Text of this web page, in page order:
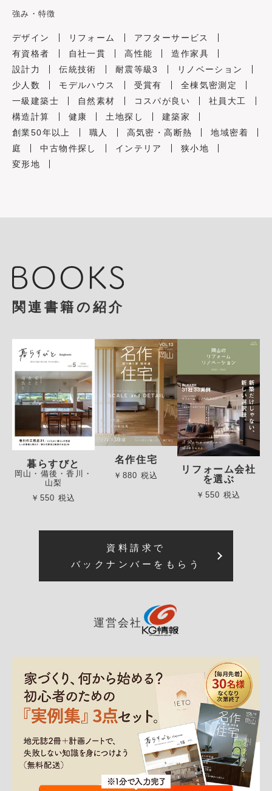
強み・特徴
デザイン リフォーム
アフターサービス
有資格者
自社一貫 高性能
造作家具
設計力
伝統技術 耐震等級3
リノベーション
少人数
モデルハウス 受賞有
全棟気密測定
一級建築士
自然素材 コスパが良い
社員大工
構造計算
健康 土地探し
建築家
創業50年以上
職人 高気密・高断熱
地域密着
庭
中古物件探し インテリア
狭小地
変形地
関連書籍の紹介
暮らすびと
岡山・備後・香川・
山梨
￥550 税込
名作住宅
￥880 税込
リフォーム会社
を選ぶ
￥550 税込
資料請求で
バックナンバーをもらう
運営会社